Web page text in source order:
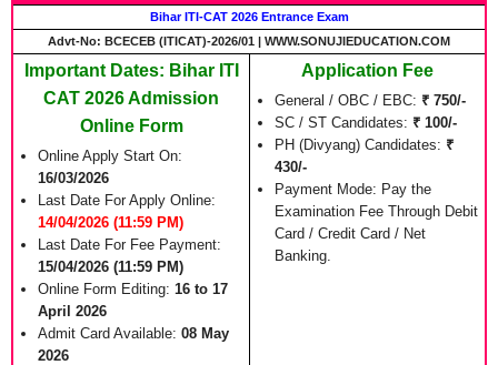
Bihar ITI-CAT 2026 Entrance Exam
Advt-No: BCECEB (ITICAT)-2026/01 | WWW.SONUJIEDUCATION.COM
Important Dates: Bihar ITI
CAT 2026 Admission
Online Form
Online Apply Start On:
16/03/2026
Last Date For Apply Online:
14/04/2026 (11:59 PM)
Last Date For Fee Payment:
15/04/2026 (11:59 PM)
Online Form Editing: 16 to 17
April 2026
Admit Card Available: 08 May
2026
Application Fee
General / OBC / EBC: ₹ 750/-
SC / ST Candidates: ₹ 100/-
PH (Divyang) Candidates: ₹
430/-
Payment Mode: Pay the
Examination Fee Through Debit
Card / Credit Card / Net
Banking.